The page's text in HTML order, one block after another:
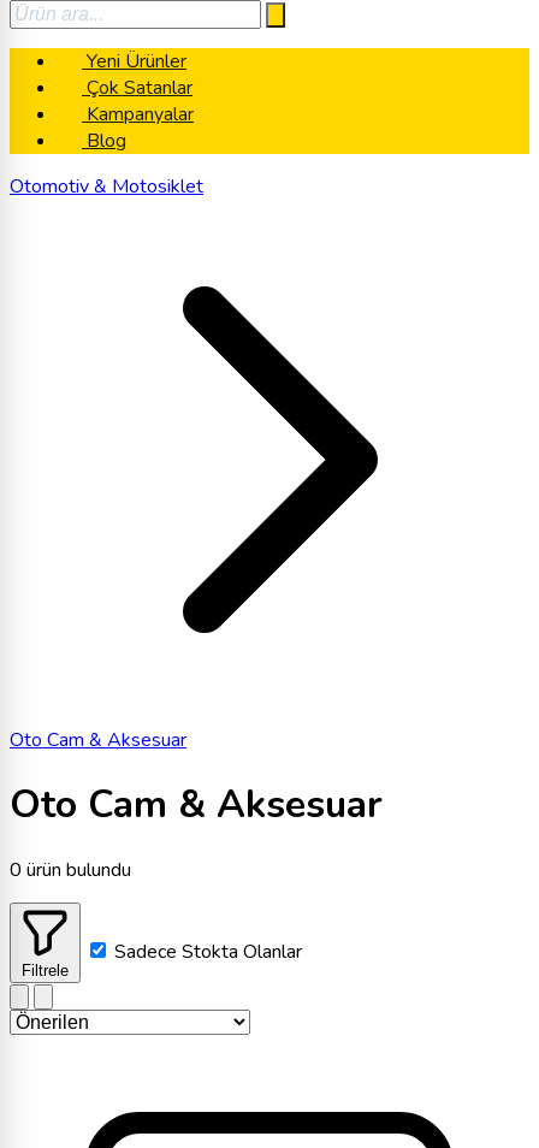
Yeni Ürünler
Çok Satanlar
Kampanyalar
Blog
Otomotiv & Motosiklet
Oto Cam & Aksesuar
Oto Cam & Aksesuar
0 ürün bulundu
Filtrele
Sadece Stokta Olanlar